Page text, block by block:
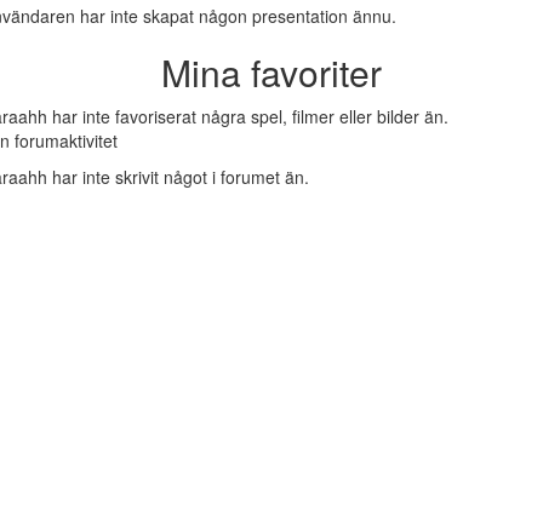
har inte skapat någon presentation ännu.
Mina favoriter
har inte favoriserat några spel, filmer eller bilder än.
forumaktivitet
har inte skrivit något i forumet än.